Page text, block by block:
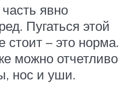
явно
Пугаться этой
стоит – это норма.
можно отчетливо
нос и уши.